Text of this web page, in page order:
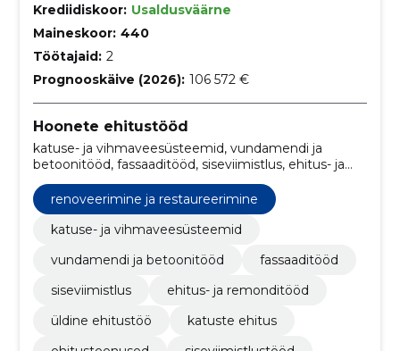
Krediidiskoor: Usaldusväärne
Maineskoor: 440
Töötajaid: 2
Prognooskäive (2026): 106 572 €
Hoonete ehitustööd
katuse- ja vihmaveesüsteemid, vundamendi ja
betoonitööd, fassaaditööd, siseviimistlus, ehitus- ja
ehitusteenused, Siseviimistlustööd, Põrandatööd
renoveerimine ja restaureerimine
katuse- ja vihmaveesüsteemid
vundamendi ja betoonitööd
fassaaditööd
siseviimistlus
ehitus- ja remonditööd
üldine ehitustöö
katuste ehitus